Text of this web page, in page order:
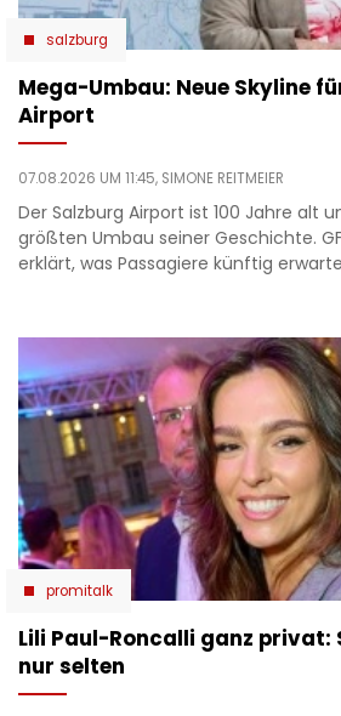
salzburg
Mega-Umbau: Neue Skyline
Airport
07.08.2026 UM 11:45, SIMONE REITMEIER
Der Salzburg Airport ist 100 Jahre alt
größten Umbau seiner Geschichte.
erklärt, was Passagiere künftig
promitalk
Lili Paul-Roncalli ganz privat:
nur selten